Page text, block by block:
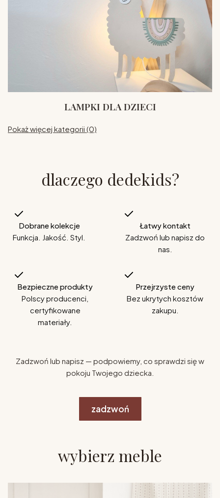
LAMPKI DLA DZIECI
Pokaż więcej kategorii (0)
dlaczego dedekids?
Dobrane kolekcje
Funkcja. Jakość. Styl.
Łatwy kontakt
Zadzwoń lub napisz do
nas.
Bezpieczne produkty
Polscy producenci,
certyfikowane
materiały.
Przejrzyste ceny
Bez ukrytych kosztów
zakupu.
Zadzwoń lub napisz — podpowiemy, co sprawdzi się w
pokoju Twojego dziecka.
zadzwoń
wybierz meble